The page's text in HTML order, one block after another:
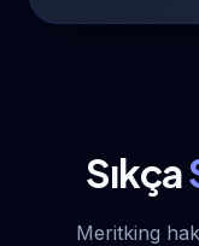
Sıkça
Meritking